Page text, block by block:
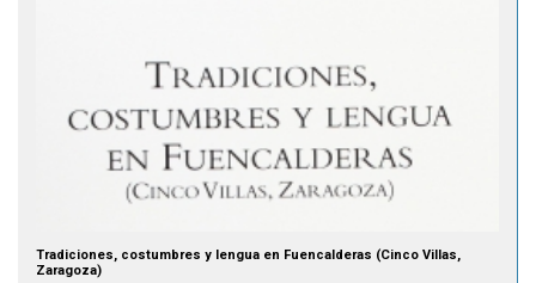
Tradiciones, costumbres y lengua en Fuencalderas (Cinco Villas,
Zaragoza)